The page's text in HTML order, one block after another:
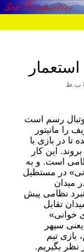
رسم است
را مانیتور
تا در بازی با
این کار
است. و به
در مستطیل
میدان
نظامی پیش
تقابل
خوانی»
سپهر
بازی تیم
نظر بگیریم.